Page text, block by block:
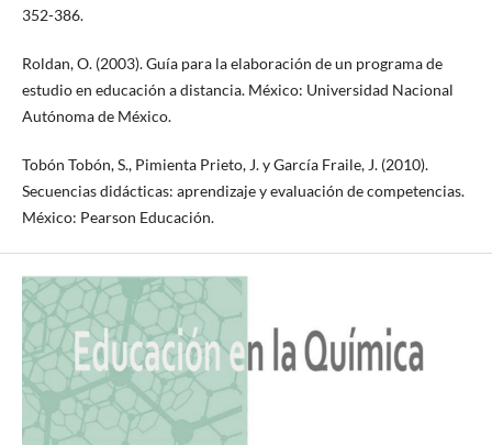
352-386.
Roldan, O. (2003). Guía para la elaboración de un programa de
estudio en educación a distancia. México: Universidad Nacional
Autónoma de México.
Tobón Tobón, S., Pimienta Prieto, J. y García Fraile, J. (2010).
Secuencias didácticas: aprendizaje y evaluación de competencias.
México: Pearson Educación.